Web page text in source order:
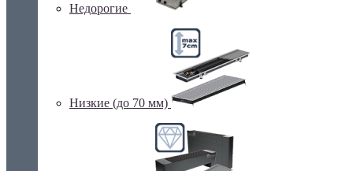
Недорогие
Низкие (до 70 мм)